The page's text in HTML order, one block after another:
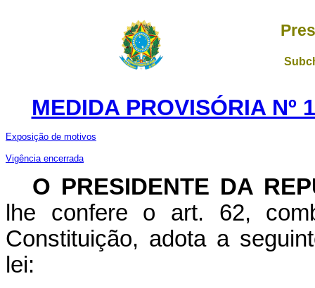
MEDIDA PROVISÓRIA Nº
Exposição de motivos
Vigência encerrada
O PRESIDENTE DA
lhe confere o art. 62,
Constituição, adota a
lei: